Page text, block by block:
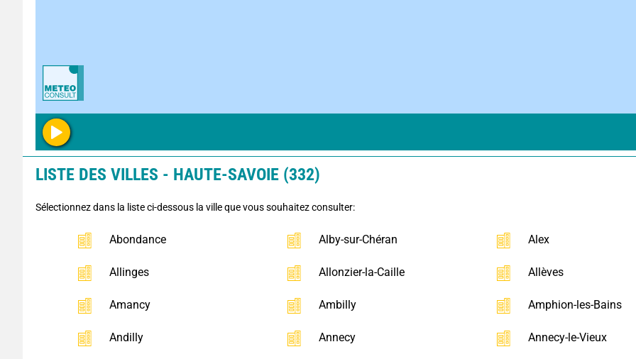
LISTE DES VILLES - HAUTE-SAVOIE (332)
Sélectionnez dans la liste ci-dessous la ville que vous souhaitez consulter:
Abondance Alby-sur-Chéran Alex
Allinges Allonzier-la-Caille Allèves
Amancy Ambilly Amphion-les-Bains
Andilly Annecy Annecy-le-Vieux